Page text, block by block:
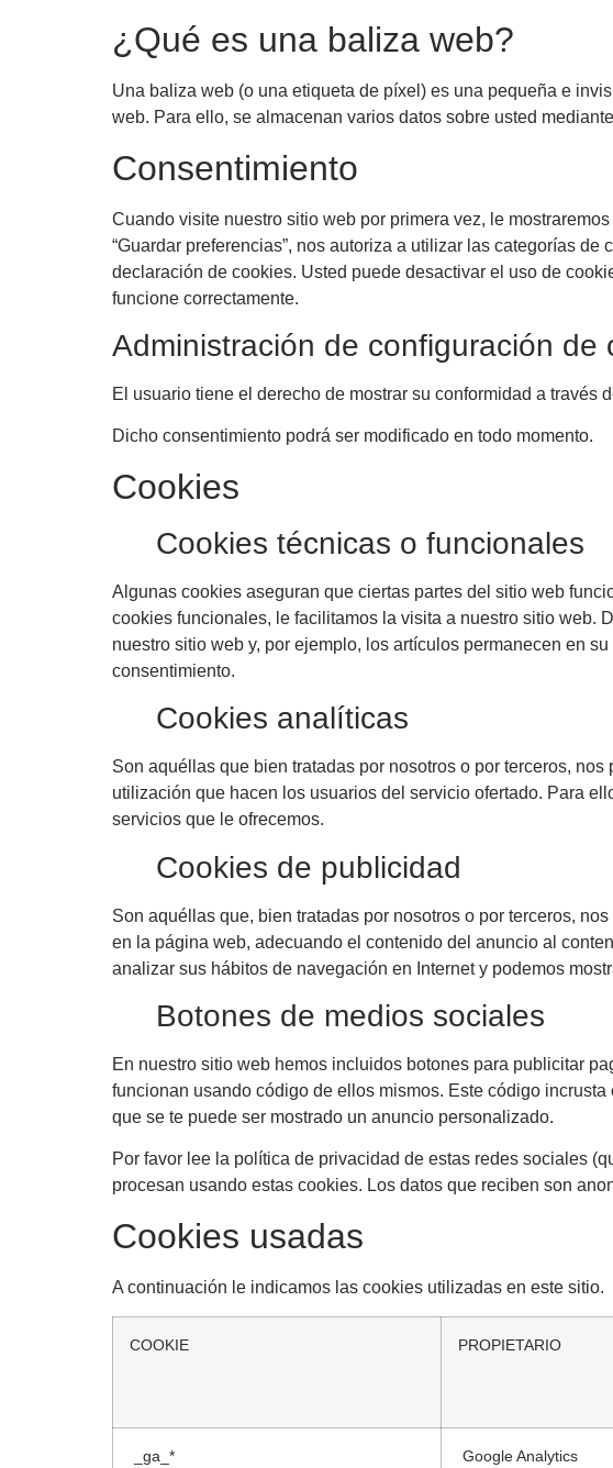
¿Qué es una baliza web?
Una baliza web (o una etiqueta de píxel) es una pequeña e
web. Para ello, se almacenan varios datos sobre usted
Consentimiento
Cuando visite nuestro sitio web por primera vez, le
“Guardar preferencias”, nos autoriza a utilizar las categorías
declaración de cookies. Usted puede desactivar el uso de
funcione correctamente.
Administración de configuración de
El usuario tiene el derecho de mostrar su conformidad a
Dicho consentimiento podrá ser modificado en todo momento.
Cookies
Cookies técnicas o funcionales
Algunas cookies aseguran que ciertas partes del sitio web
cookies funcionales, le facilitamos la visita a nuestro sitio web.
nuestro sitio web y, por ejemplo, los artículos permanecen en
consentimiento.
Cookies analíticas
Son aquéllas que bien tratadas por nosotros o por terceros,
utilización que hacen los usuarios del servicio ofertado. Para
servicios que le ofrecemos.
Cookies de publicidad
Son aquéllas que, bien tratadas por nosotros o por terceros,
en la página web, adecuando el contenido del anuncio al
analizar sus hábitos de navegación en Internet y podemos
Botones de medios sociales
En nuestro sitio web hemos incluidos botones para publicitar
funcionan usando código de ellos mismos. Este código
que se te puede ser mostrado un anuncio personalizado.
Por favor lee la política de privacidad de estas redes sociales
procesan usando estas cookies. Los datos que reciben son
Cookies usadas
A continuación le indicamos las cookies utilizadas en este sitio.
COOKIE PROPIETARIO
_ga_* Google Analytics